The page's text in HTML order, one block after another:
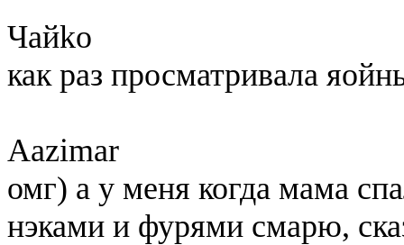
Чайko
как раз просматривала
Aazimar
омг) а у меня когда мама
нэками и фурями смарю,